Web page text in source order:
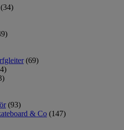
(34)
(69)
(93)
& Co (147)